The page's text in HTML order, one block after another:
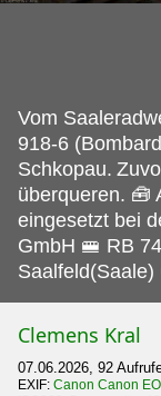
Vom
918-6
Schkopau.
überqueren. 🧰
eingesetzt bei
GmbH 🚝 RB
Clemens Kral
07.06.2026, 92
EXIF: Canon Canon